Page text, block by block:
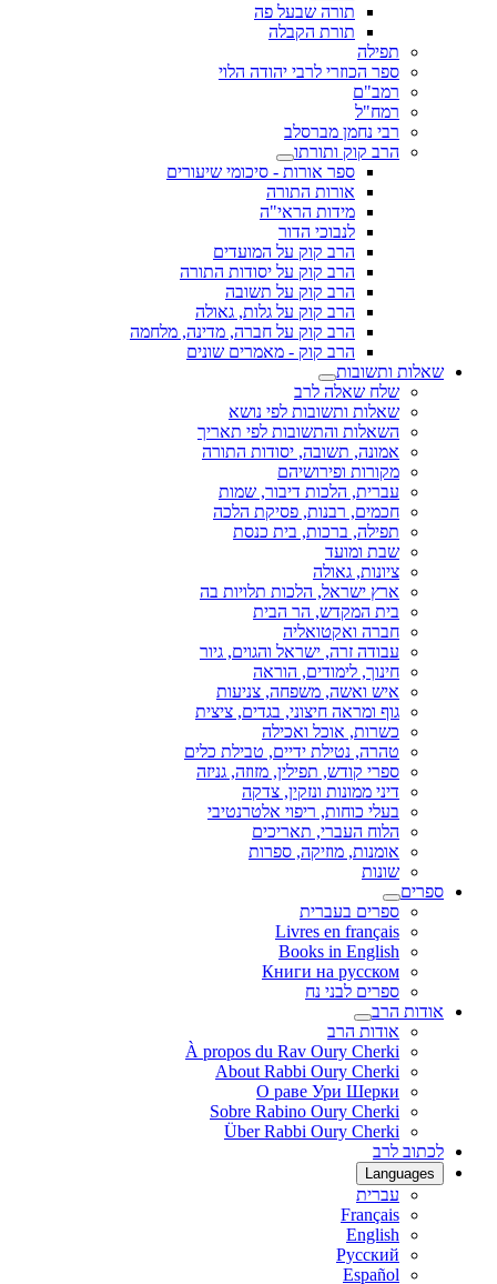
תורה שבעל פה
תורת הקבלה
תפילה
ספר הכוזרי לרבי יהודה הלוי
רמב"ם
רמח"ל
רבי נחמן מברסלב
הרב קוק ותורתו
ספר אורות - סיכומי שיעורים
אורות התורה
מידות הראי"ה
לנבוכי הדור
הרב קוק על המועדים
הרב קוק על יסודות התורה
הרב קוק על תשובה
הרב קוק על גלות, גאולה
הרב קוק על חברה, מדינה, מלחמה
הרב קוק - מאמרים שונים
שאלות ותשובות
שלח שאלה לרב
שאלות ותשובות לפי נושא
השאלות והתשובות לפי תאריך
אמונה, תשובה, יסודות התורה
מקורות ופירושיהם
עברית, הלכות דיבור, שמות
חכמים, רבנות, פסיקת הלכה
תפילה, ברכות, בית כנסת
שבת ומועד
ציונות, גאולה
ארץ ישראל, הלכות תלויות בה
בית המקדש, הר הבית
חברה ואקטואליה
עבודה זרה, ישראל והגוים, גיור
חינוך, לימודים, הוראה
איש ואשה, משפחה, צניעות
גוף ומראה חיצוני, בגדים, ציצית
כשרות, אוכל ואכילה
טהרה, נטילת ידיים, טבילת כלים
ספרי קודש, תפילין, מזוזה, גניזה
דיני ממונות ונזקין, צדקה
בעלי כוחות, ריפוי אלטרנטיבי
הלוח העברי, תאריכים
אומנות, מוזיקה, ספרות
שונות
ספרים
ספרים בעברית
Livres en français
Books in English
Книги на русском
ספרים לבני נח
אודות הרב
אודות הרב
À propos du Rav Oury Cherki
About Rabbi Oury Cherki
О раве Ури Шерки
Sobre Rabino Oury Cherki
Über Rabbi Oury Cherki
לכתוב לרב
Languages
עברית
Français
English
Русский
Español